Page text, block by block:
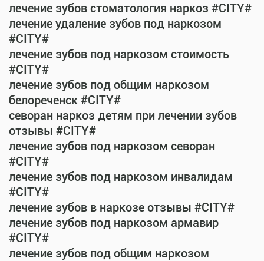
лечение зубов стоматология наркоз #CITY#
лечение удаление зубов под наркозом
#CITY#
лечение зубов под наркозом стоимость
#CITY#
лечение зубов под общим наркозом
белореченск #CITY#
севоран наркоз детям при лечении зубов
отзывы #CITY#
лечение зубов под наркозом севоран
#CITY#
лечение зубов под наркозом инвалидам
#CITY#
лечение зубов в наркозе отзывы #CITY#
лечение зубов под наркозом армавир
#CITY#
лечение зубов под общим наркозом